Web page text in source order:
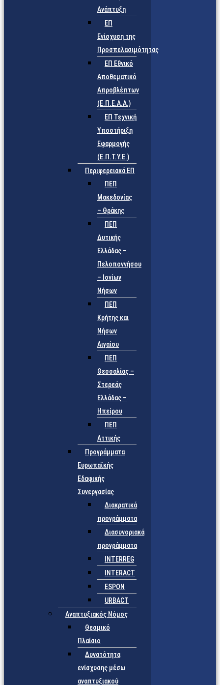
Ανάπτυξη
ΕΠ
Ενίσχυση της
Προσπελασιμότητας
ΕΠ Εθνικό
Αποθεματικό
Απροβλέπτων
(Ε.Π.Ε.Α.Α.)
ΕΠ Τεχνική
Υποστήριξη
Εφαρμογής
(Ε.Π.Τ.Υ.Ε.)
Περιφερειακά ΕΠ
ΠΕΠ
Μακεδονίας
– Θράκης
ΠΕΠ
Δυτικής
Ελλάδας –
Πελοποννήσου
– Ιονίων
Νήσων
ΠΕΠ
Κρήτης και
Νήσων
Αιγαίου
ΠΕΠ
Θεσσαλίας –
Στερεάς
Ελλάδας –
Ηπείρου
ΠΕΠ
Αττικής
Προγράμματα
Ευρωπαϊκής
Εδαφικής
Συνεργασίας
Διακρατικά
προγράμματα
Διασυνοριακά
προγράμματα
INTERREG
INTERACT
ESPON
URBACT
Αναπτυξιακός Νόμος
Θεσμικό
Πλαίσιο
Δυνατότητα
ενίσχυσης μέσω
αναπτυξιακού